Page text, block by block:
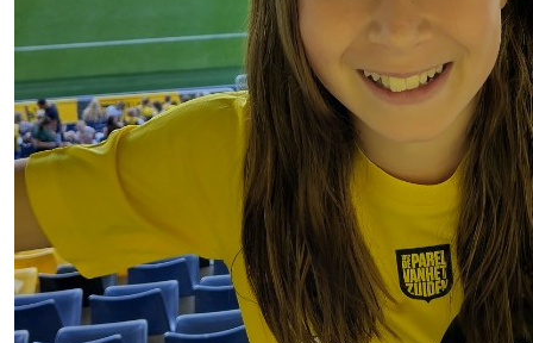
€
Maurice En Sanne
Zet hem op!